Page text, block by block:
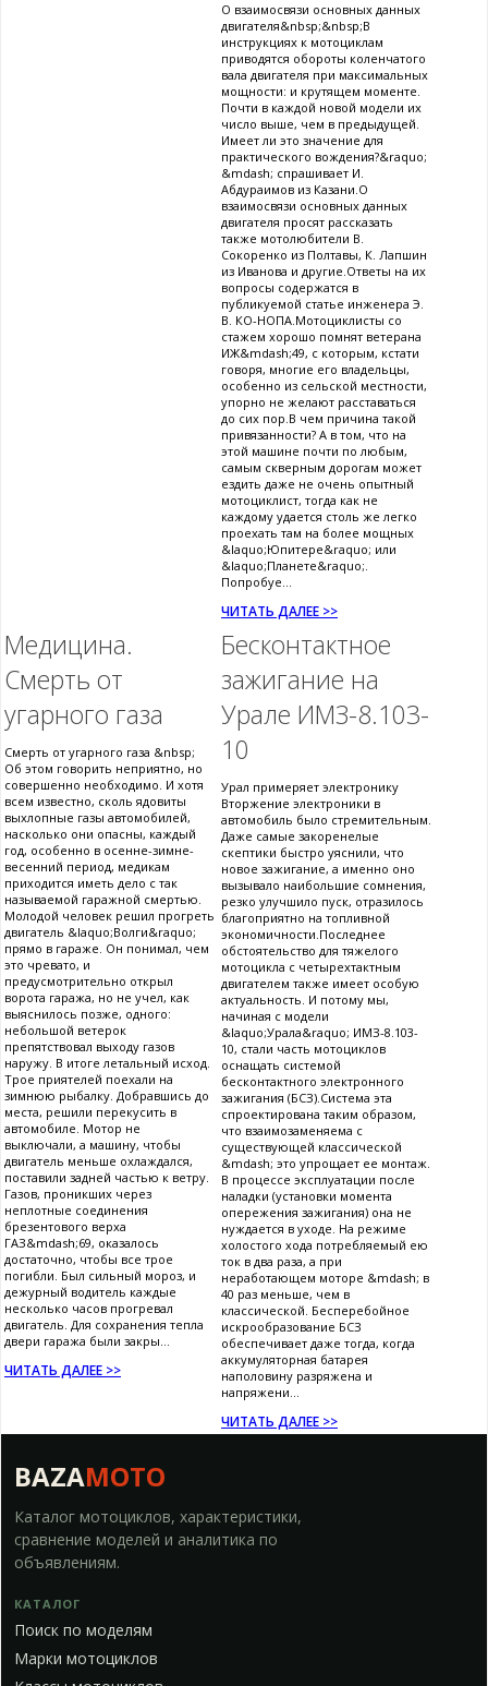
О взаимосвязи основных данных
двигателя&nbsp;&nbsp;В
инструкциях к мотоциклам
приводятся обороты коленчатого
вала двигателя при максимальных
мощности: и крутящем моменте.
Почти в каждой новой модели их
число выше, чем в предыдущей.
Имеет ли это значение для
практического вождения?&raquo;
&mdash; спрашивает И.
Абдураимов из Казани.О
взаимосвязи основных данных
двигателя просят рассказать
также мотолюбители В.
Сокоренко из Полтавы, К. Лапшин
из Иванова и другие.Ответы на их
вопросы содержатся в
публикуемой статье инженера Э.
В. КО-НОПА.Мотоциклисты со
стажем хорошо помнят ветерана
ИЖ&mdash;49, с которым, кстати
говоря, многие его владельцы,
особенно из сельской местности,
упорно не желают расставаться
до сих пор.В чем причина такой
привязанности? А в том, что на
этой машине почти по любым,
самым скверным дорогам может
ездить даже не очень опытный
мотоциклист, тогда как не
каждому удается столь же легко
проехать там на более мощных
&laquo;Юпитере&raquo; или
&laquo;Планете&raquo;.
Попробуе...
ЧИТАТЬ ДАЛЕЕ >>
Медицина.
Смерть от
угарного газа
Смерть от угарного газа &nbsp;
Об этом говорить неприятно, но
совершенно необходимо. И хотя
всем известно, сколь ядовиты
выхлопные газы автомобилей,
насколько они опасны, каждый
год, особенно в осенне-зимне-
весенний период, медикам
приходится иметь дело с так
называемой гаражной смертью.
Молодой человек решил прогреть
двигатель &laquo;Волги&raquo;
прямо в гараже. Он понимал, чем
это чревато, и
предусмотрительно открыл
ворота гаража, но не учел, как
выяснилось позже, одного:
небольшой ветерок
препятствовал выходу газов
наружу. В итоге летальный исход.
Трое приятелей поехали на
зимнюю рыбалку. Добравшись до
места, решили перекусить в
автомобиле. Мотор не
выключали, а машину, чтобы
двигатель меньше охлаждался,
поставили задней частью к ветру.
Газов, проникших через
неплотные соединения
брезентового верха
ГАЗ&mdash;69, оказалось
достаточно, чтобы все трое
погибли. Был сильный мороз, и
дежурный водитель каждые
несколько часов прогревал
двигатель. Для сохранения тепла
двери гаража были закры...
ЧИТАТЬ ДАЛЕЕ >>
Бесконтактное
зажигание на
Урале ИМЗ-8.103-
10
Урал примеряет электронику
Вторжение электроники в
автомобиль было стремительным.
Даже самые закоренелые
скептики быстро уяснили, что
новое зажигание, а именно оно
вызывало наибольшие сомнения,
резко улучшило пуск, отразилось
благоприятно на топливной
экономичности.Последнее
обстоятельство для тяжелого
мотоцикла с четырехтактным
двигателем также имеет особую
актуальность. И потому мы,
начиная с модели
&laquo;Урала&raquo; ИМЗ-8.103-
10, стали часть мотоциклов
оснащать системой
бесконтактного электронного
зажигания (БСЗ).Система эта
спроектирована таким образом,
что взаимозаменяема с
существующей классической
&mdash; это упрощает ее монтаж.
В процессе эксплуатации после
наладки (установки момента
опережения зажигания) она не
нуждается в уходе. На режиме
холостого хода потребляемый ею
ток в два раза, а при
неработающем моторе &mdash; в
40 раз меньше, чем в
классической. Бесперебойное
искрообразование БСЗ
обеспечивает даже тогда, когда
аккумуляторная батарея
наполовину разряжена и
напряжени...
ЧИТАТЬ ДАЛЕЕ >>
BAZAMOTO
Каталог мотоциклов, характеристики,
сравнение моделей и аналитика по
объявлениям.
КАТАЛОГ
Поиск по моделям
Марки мотоциклов